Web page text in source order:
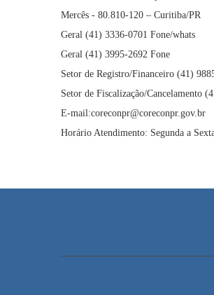
Mercês - 80.810-120 – Curitiba/PR
Geral (41) 3336-0701 Fone/whats
Geral (41) 3995-2692 Fone
Setor de Registro/Financeiro (41)
Setor de Fiscalização/Cancelamento
E-mail:coreconpr@coreconpr.gov.br
Horário Atendimento: Segunda a